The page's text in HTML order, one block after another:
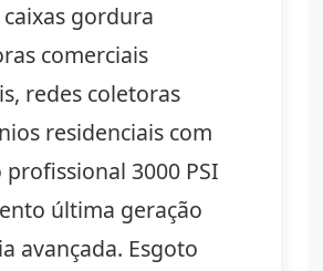
gordura
comerciais
redes coletoras
residenciais com
3000 PSI
última geração
avançada. Esgoto